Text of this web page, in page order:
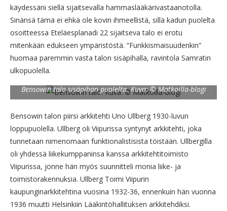
käydessäni siellä sijaitsevalla hammaslääkärivastaanotolla.
Sinänsä tämä ei ehkä ole kovin ihmeellistä, sillä kadun puolelta
osoitteessa Eteläesplanadi 22 sijaitseva talo ei erotu
mitenkään edukseen ympäristöstä. ”Funkkismaisuudenkin”
huomaa paremmin vasta talon sisäpihalla, ravintola Samratin
ulkopuolella.
Bensowin talo sisäpihan puolelta. Kuva: © Matkoilla-blogi
Bensowin talon piirsi arkkitehti Uno Ullberg 1930-luvun
loppupuolella. Ullberg oli Viipurissa syntynyt arkkitehti, joka
tunnetaan nimenomaan funktionalistisista töistään. Ullbergilla
oli yhdessä liikekumppaninsa kanssa arkkitehtitoimisto
Viipurissa, jonne hän myös suunnitteli monia liike- ja
toimistorakennuksia. Ullberg Toimi Viipurin
kaupunginarkkitehtina vuosina 1932-36, ennenkuin hän vuonna
1936 muutti Helsinkiin Lääkintöhallituksen arkkitehdiksi.